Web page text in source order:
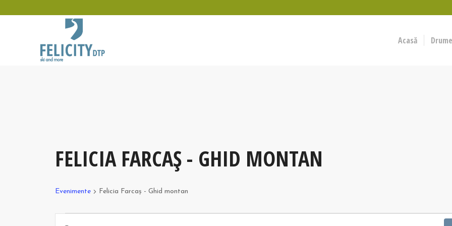
Acasă
FELICIA FARCAȘ - GHID MONTAN
Evenimente Felicia Farcaș - Ghid montan
Evenimente
Navigare